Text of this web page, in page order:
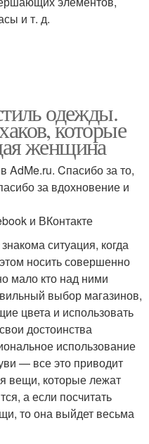
и т. д.
одежды.
которые
женщина
Cпасибо за то,
за вдохновение и
и ВКонтакте
ситуация, когда
носить совершенно
мало кто над ними
выбор магазинов,
цвета и использовать
достоинства
использование
— все это приводит
вещи, которые лежат
а если посчитать
то она выйдет весьма